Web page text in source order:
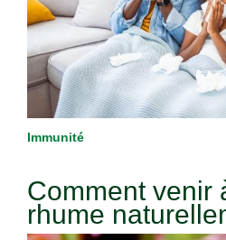
Immunité
Comment venir
rhume